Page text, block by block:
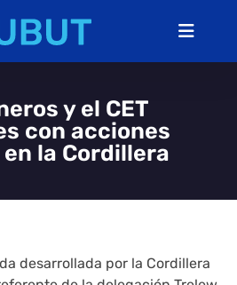
y el CET
con acciones
la Cordillera
desarrollada por la Cordillera